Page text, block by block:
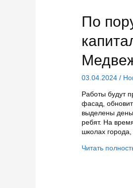
По
03.04.2024 /
Работы будут
фасад,
выделены
ребят. На
школах
По
Читать